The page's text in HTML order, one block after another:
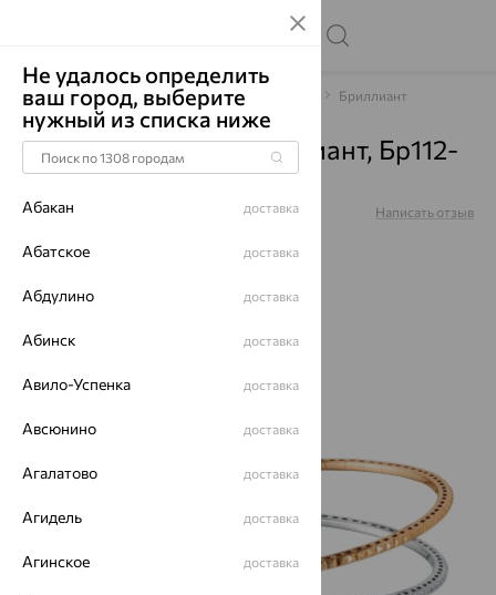
Главная Каталог Браслеты декоративные Бриллиант
Браслет, золото, бриллиант, Бр112-
9877-17
Артикул: Написать отзыв
Не удалось определить
ваш город, выберите
нужный из списка ниже
Абакан доставка
Абатское доставка
Абдулино доставка
Абинск доставка
Авило-Успенка доставка
Авсюнино доставка
Агалатово доставка
Агидель доставка
Агинское доставка